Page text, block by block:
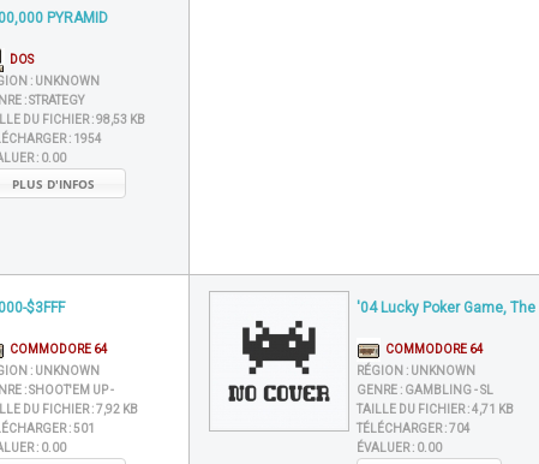
PYRAMID
DOS
: UNKNOWN
:STRATEGY
DU FICHIER :98,53 KB
: 1954
: 0.00
PLUS D'INFOS
$3FFF
COMMODORE 64
: UNKNOWN
:SHOOT'EM UP -
DU FICHIER :7,92 KB
:501
: 0.00
'04 Lucky Poker Game, The
COMMODORE 64
RÉGION : UNKNOWN
GENRE : GAMBLING - SL
TAILLE DU FICHIER :4,71 KB
TÉLÉCHARGER :704
ÉVALUER : 0.00